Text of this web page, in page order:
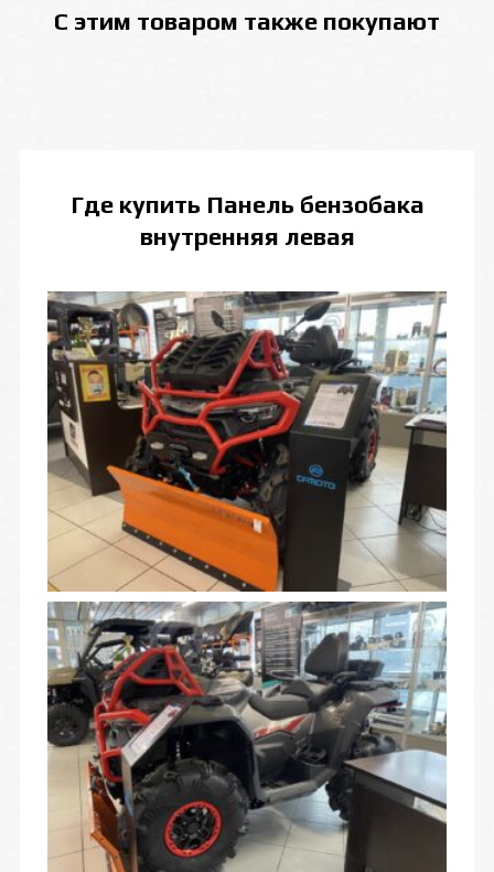
С этим товаром также покупают
Где купить Панель бензобака
внутренняя левая